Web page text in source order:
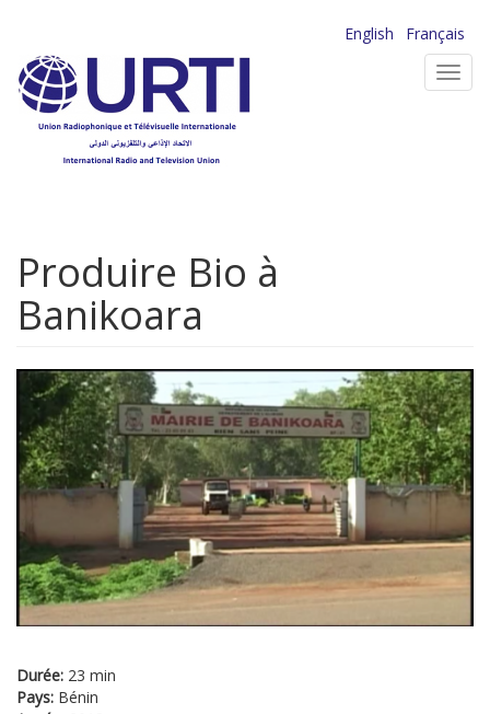
contenu
principal
English
Français
Produire Bio à
Banikoara
Durée: 23 min
Pays: Bénin